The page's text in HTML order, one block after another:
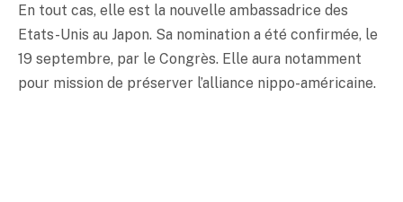
En tout cas, elle est la nouvelle ambassadrice des
Etats-Unis au Japon. Sa nomination a été confirmée, le
19 septembre, par le Congrès. Elle aura notamment
pour mission de préserver l’alliance nippo-américaine.